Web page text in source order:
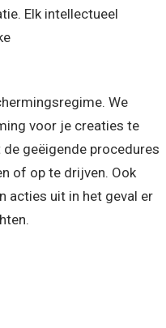
Elk intellectueel
We
voor je creaties te
geëigende procedures
of op te drijven. Ook
acties uit in het geval er